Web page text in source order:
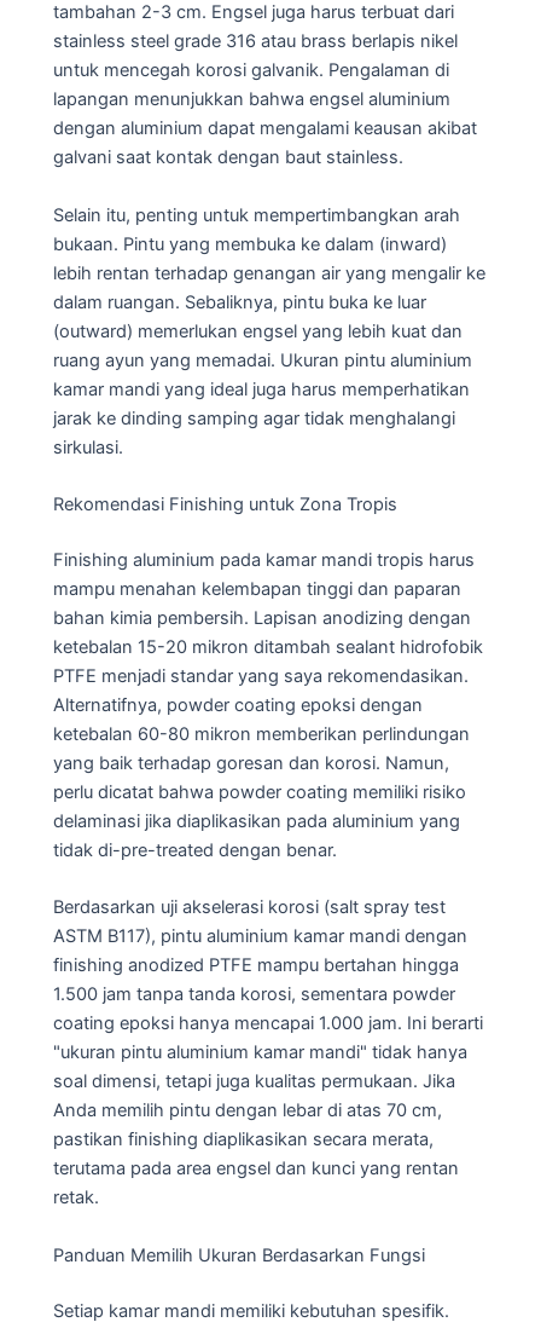
tambahan 2-3 cm. Engsel juga harus terbuat dari
stainless steel grade 316 atau brass berlapis nikel
untuk mencegah korosi galvanik. Pengalaman di
lapangan menunjukkan bahwa engsel aluminium
dengan aluminium dapat mengalami keausan akibat
galvani saat kontak dengan baut stainless.
Selain itu, penting untuk mempertimbangkan arah
bukaan. Pintu yang membuka ke dalam (inward)
lebih rentan terhadap genangan air yang mengalir ke
dalam ruangan. Sebaliknya, pintu buka ke luar
(outward) memerlukan engsel yang lebih kuat dan
ruang ayun yang memadai. Ukuran pintu aluminium
kamar mandi yang ideal juga harus memperhatikan
jarak ke dinding samping agar tidak menghalangi
sirkulasi.
Rekomendasi Finishing untuk Zona Tropis
Finishing aluminium pada kamar mandi tropis harus
mampu menahan kelembapan tinggi dan paparan
bahan kimia pembersih. Lapisan anodizing dengan
ketebalan 15-20 mikron ditambah sealant hidrofobik
PTFE menjadi standar yang saya rekomendasikan.
Alternatifnya, powder coating epoksi dengan
ketebalan 60-80 mikron memberikan perlindungan
yang baik terhadap goresan dan korosi. Namun,
perlu dicatat bahwa powder coating memiliki risiko
delaminasi jika diaplikasikan pada aluminium yang
tidak di-pre-treated dengan benar.
Berdasarkan uji akselerasi korosi (salt spray test
ASTM B117), pintu aluminium kamar mandi dengan
finishing anodized PTFE mampu bertahan hingga
1.500 jam tanpa tanda korosi, sementara powder
coating epoksi hanya mencapai 1.000 jam. Ini berarti
"ukuran pintu aluminium kamar mandi" tidak hanya
soal dimensi, tetapi juga kualitas permukaan. Jika
Anda memilih pintu dengan lebar di atas 70 cm,
pastikan finishing diaplikasikan secara merata,
terutama pada area engsel dan kunci yang rentan
retak.
Panduan Memilih Ukuran Berdasarkan Fungsi
Setiap kamar mandi memiliki kebutuhan spesifik.